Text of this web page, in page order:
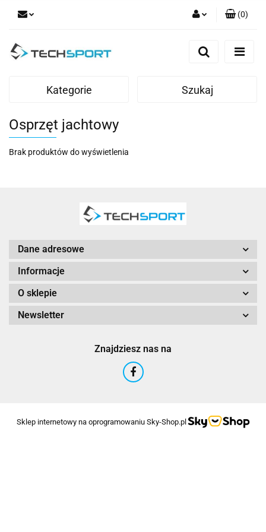
Zaloguj się
(0)
Kategorie Szukaj
Osprzęt jachtowy
Brak produktów do wyświetlenia
Dane adresowe
Informacje
O sklepie
Newsletter
Znajdziesz nas na
Sklep internetowy na oprogramowaniu Sky-Shop.pl